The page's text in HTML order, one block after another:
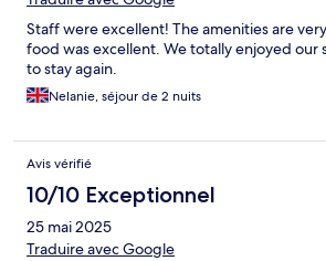
Staff were excellent! The amenities are
food was excellent. We totally enjoyed our
to stay again.
Nelanie, séjour de 2 nuits
Avis vérifié
10/10 Exceptionnel
25 mai 2025
Traduire avec Google